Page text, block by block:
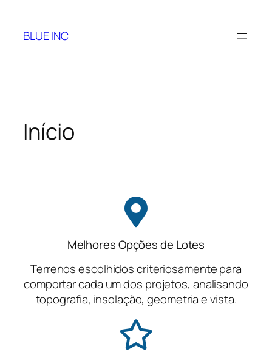
BLUE INC
Início
Melhores Opções de Lotes
Terrenos escolhidos criteriosamente para
comportar cada um dos projetos, analisando
topografia, insolação, geometria e vista.